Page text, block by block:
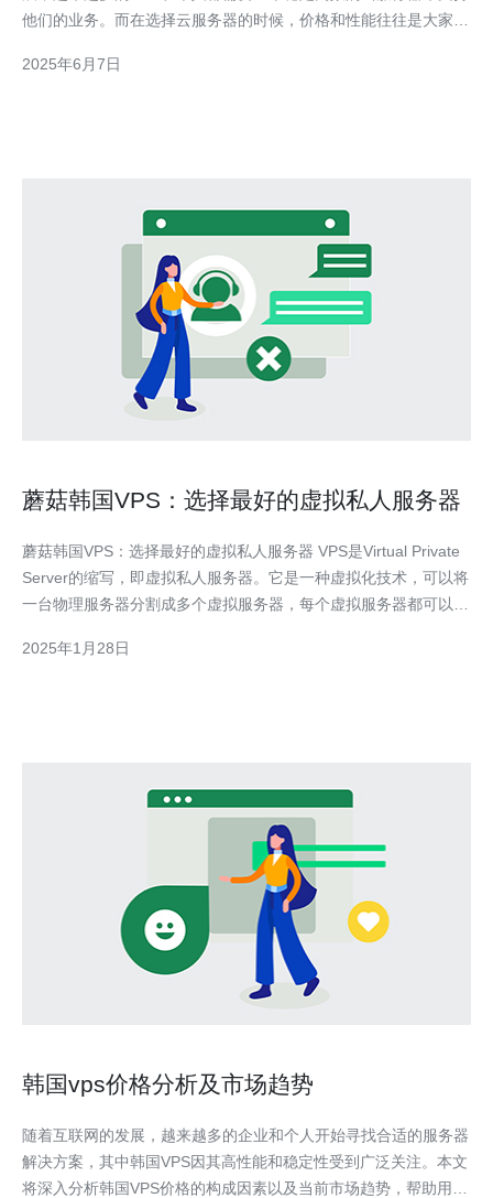
他们的业务。而在选择云服务器的时候，价格和性能往往是大家最
器，它不仅性价比高，而且速度快。 韩国G口云服务器相比传统的
2025年6月7日
蘑菇韩国VPS：选择最好的虚拟私人服务器
蘑菇韩国VPS：选择最好的虚拟私人服务器 VPS是Virtual Private
Server的缩写，即虚拟私人服务器。它是一种虚拟化技术，可以将
一台物理服务器分割成多个虚拟服务器，每个虚拟服务器都可以独
灵活性，是许多网站和应用
2025年1月28日
韩国vps价格分析及市场趋势
随着互联网的发展，越来越多的企业和个人开始寻找合适的服务器
解决方案，其中韩国VPS因其高性能和稳定性受到广泛关注。本文
将深入分析韩国VPS价格的构成因素以及当前市场趋势，帮助用户